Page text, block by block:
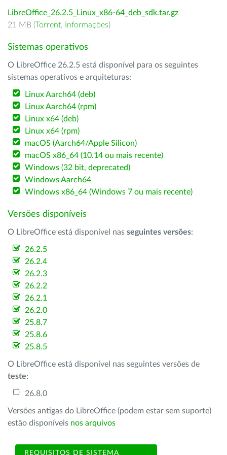
LibreOffice_26.2.5_Linux_x86-64_deb_sdk.tar.gz
21 MB (Torrent, Informações)
Sistemas operativos
O LibreOffice 26.2.5 está disponível para os seguintes
sistemas operativos e arquiteturas:
Linux Aarch64 (deb)
Linux Aarch64 (rpm)
Linux x64 (deb)
Linux x64 (rpm)
macOS (Aarch64/Apple Silicon)
macOS x86_64 (10.14 ou mais recente)
Windows (32 bit, deprecated)
Windows Aarch64
Windows x86_64 (Windows 7 ou mais recente)
Versões disponíveis
O LibreOffice está disponível nas seguintes versões:
26.2.5
26.2.4
26.2.3
26.2.2
26.2.1
26.2.0
25.8.7
25.8.6
25.8.5
O LibreOffice está disponível nas seguintes versões de
teste:
26.8.0
Versões antigas do LibreOffice (podem estar sem suporte)
estão disponíveis nos arquivos
REQUISITOS DE SISTEMA